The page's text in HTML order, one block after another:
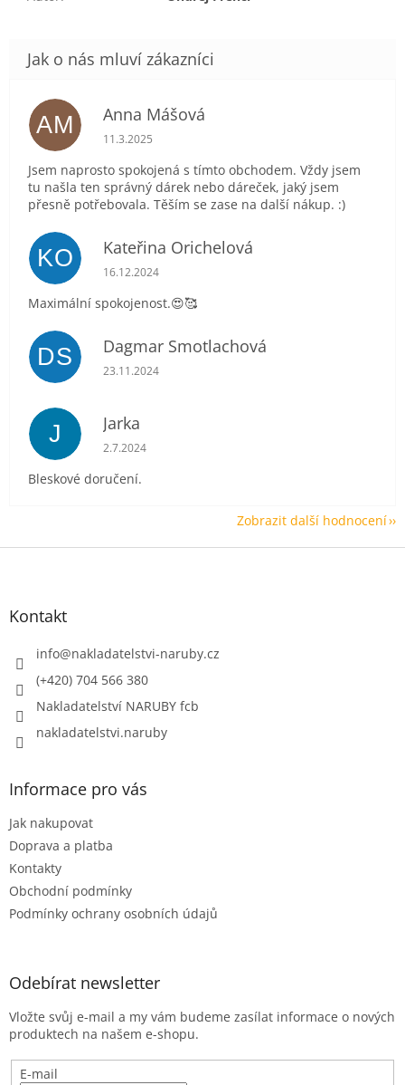
AM Anna Mášová
Hodnocení obchodu je 5 z 5 hvězdiček.
11.3.2025
Jsem naprosto spokojená s tímto obchodem. Vždy jsem
tu našla ten správný dárek nebo dáreček, jaký jsem
přesně potřebovala. Těším se zase na další nákup. :)
KO Kateřina Orichelová
Hodnocení obchodu je 5 z 5 hvězdiček.
16.12.2024
Maximální spokojenost.😍🥰
DS Dagmar Smotlachová
Hodnocení obchodu je 5 z 5 hvězdiček.
23.11.2024
J Jarka
Hodnocení obchodu je 5 z 5 hvězdiček.
2.7.2024
Bleskové doručení.
Zobrazit další hodnocení
Z
Kontakt
info@nakladatelstvi-naruby.cz
(+420) 704 566 380
Nakladatelství NARUBY fcb
nakladatelstvi.naruby
Informace pro vás
Jak nakupovat
Doprava a platba
Kontakty
Obchodní podmínky
Podmínky ochrany osobních údajů
Odebírat newsletter
Vložte svůj e-mail a my vám budeme zasílat informace o nových
produktech na našem e-shopu.
E-mail